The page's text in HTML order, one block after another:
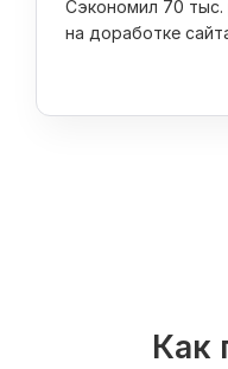
Сэкономил 70 тыс.
на доработке
Как